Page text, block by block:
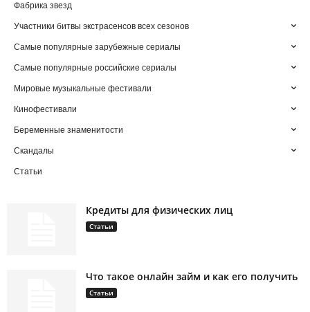
Фабрика звезд
Участники битвы экстрасенсов всех сезонов
Самые популярные зарубежные сериалы
Самые популярные российские сериалы
Мировые музыкальные фестивали
Кинофестивали
Беременные знаменитости
Скандалы
Статьи
Кредиты для физических лиц
Статьи
Что такое онлайн займ и как его получить
Статьи